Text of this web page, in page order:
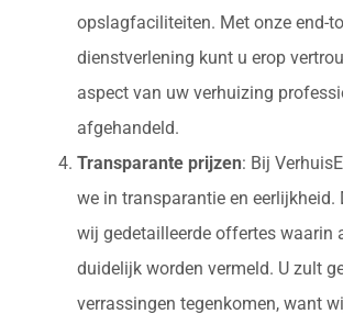
opslagfaciliteiten. Met onze end-
dienstverlening kunt u erop
aspect van uw verhuizing
afgehandeld.
Transparante prijzen: Bij
we in transparantie en eerlijkheid.
wij gedetailleerde offertes waarin
duidelijk worden vermeld. U zult
verrassingen tegenkomen, want